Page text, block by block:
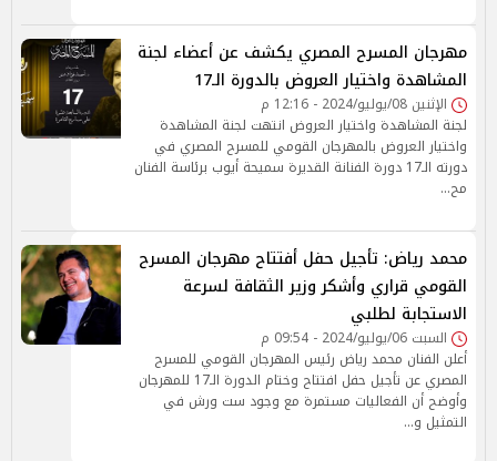
مهرجان المسرح المصري يكشف عن أعضاء لجنة
المشاهدة واختيار العروض بالدورة الـ17
الإثنين 08/يوليو/2024 - 12:16 م
لجنة المشاهدة واختيار العروض انتهت لجنة المشاهدة
واختيار العروض بالمهرجان القومي للمسرح المصري في
دورته الـ17 دورة الفنانة القديرة سميحة أيوب برئاسة الفنان
مح…
محمد رياض: تأجيل حفل أفتتاح مهرجان المسرح
القومي قراري وأشكر وزير الثقافة لسرعة
الاستجابة لطلبي
السبت 06/يوليو/2024 - 09:54 م
أعلن الفنان محمد رياض رئيس المهرجان القومي للمسرح
المصري عن تأجيل حفل افتتاح وختام الدورة الـ17 للمهرجان
وأوضح أن الفعاليات مستمرة مع وجود ست ورش في
التمثيل و…